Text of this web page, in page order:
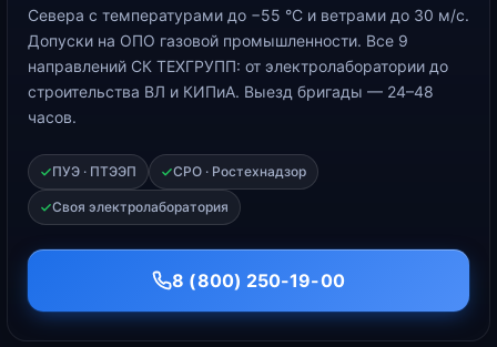
Севера с температурами до −55 °С и ветрами до 30 м/с.
Допуски на ОПО газовой промышленности. Все 9
направлений СК ТЕХГРУПП: от электролаборатории до
строительства ВЛ и КИПиА. Выезд бригады — 24–48
часов.
ПУЭ · ПТЭЭП СРО · Ростехнадзор
Своя электролаборатория
8 (800) 250-19-00